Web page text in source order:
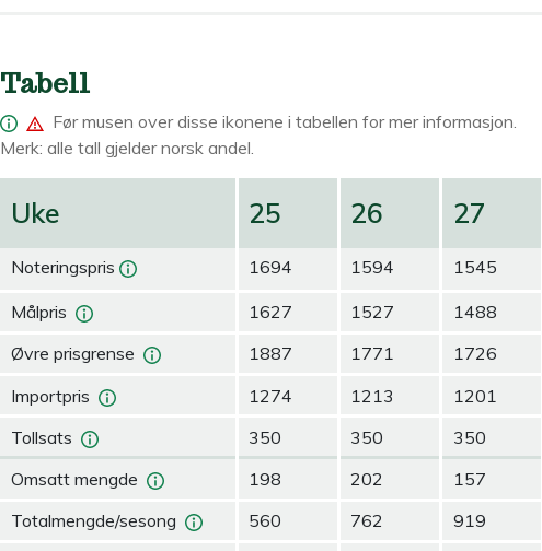
Tabell
Før musen over disse ikonene i tabellen for mer informasjon.
Merk: alle tall gjelder norsk andel.
Uke
Noteringspris
Målpris
Øvre prisgrense
Importpris
Tollsats
Omsatt mengde
Totalmengde/sesong
25
1694
1627
1887
1274
350
198
560
26
1594
1527
1771
1213
350
202
762
27
1545
1488
1726
1201
350
157
919